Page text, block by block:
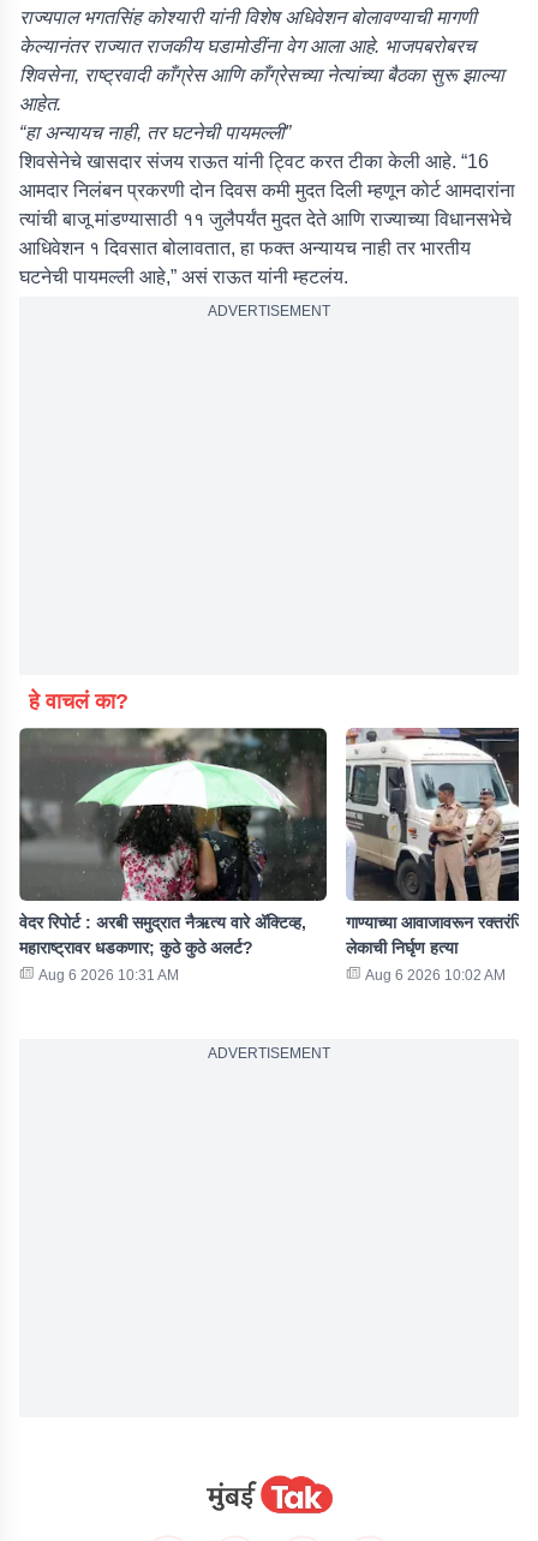
राज्यपाल भगतसिंह कोश्यारी यांनी विशेष अधिवेशन बोलावण्याची मागणी
केल्यानंतर राज्यात राजकीय घडामोडींना वेग आला आहे. भाजपबरोबरच
शिवसेना, राष्ट्रवादी काँग्रेस आणि काँग्रेसच्या नेत्यांच्या बैठका सुरू झाल्या
आहेत.
“हा अन्यायच नाही, तर घटनेची पायमल्ली”
शिवसेनेचे खासदार संजय राऊत यांनी ट्विट करत टीका केली आहे. “16
आमदार निलंबन प्रकरणी दोन दिवस कमी मुदत दिली म्हणून कोर्ट आमदारांना
त्यांची बाजू मांडण्यासाठी ११ जुलैपर्यंत मुदत देते आणि राज्याच्या विधानसभेचे
आधिवेशन १ दिवसात बोलावतात, हा फक्त अन्यायच नाही तर भारतीय
घटनेची पायमल्ली आहे,” असं राऊत यांनी म्हटलंय.
ADVERTISEMENT
हे वाचलं का?
वेदर रिपोर्ट : अरबी समुद्रात नैऋत्य वारे अ‍ॅक्टिव्ह,
महाराष्ट्रावर धडकणार; कुठे कुठे अलर्ट?
Aug 6 2026 10:31 AM
गाण्याच्या आवाजावरून
लेकाची निर्घृण हत्या
Aug 6 2026 10:02 AM
ADVERTISEMENT